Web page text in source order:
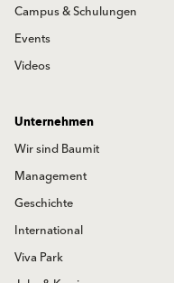
Campus & Schulungen
Events
Videos
Unternehmen
Wir sind Baumit
Management
Geschichte
International
Viva Park